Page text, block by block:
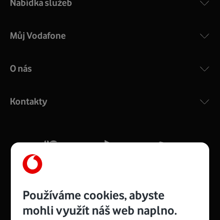
COMPAL CH7465VF
silný signál pro celou domácnost. Kompaktní rozměry 21
Více o COMPAL CH7465VF
Nabídka služeb
Můj Vodafone
O nás
Kontakty
Používáme cookies, abyste
mohli využít náš web naplno.